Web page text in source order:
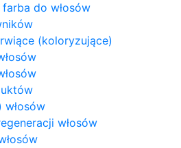
do włosów
(koloryzujące)
włosów
włosów